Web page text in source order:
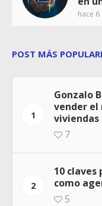
hace
POST MÁS
1
Gonzalo
vender el
viviendas
7
2
10
como
5